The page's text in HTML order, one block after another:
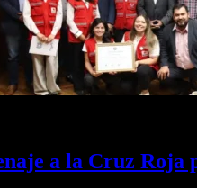
a la Cruz Roja